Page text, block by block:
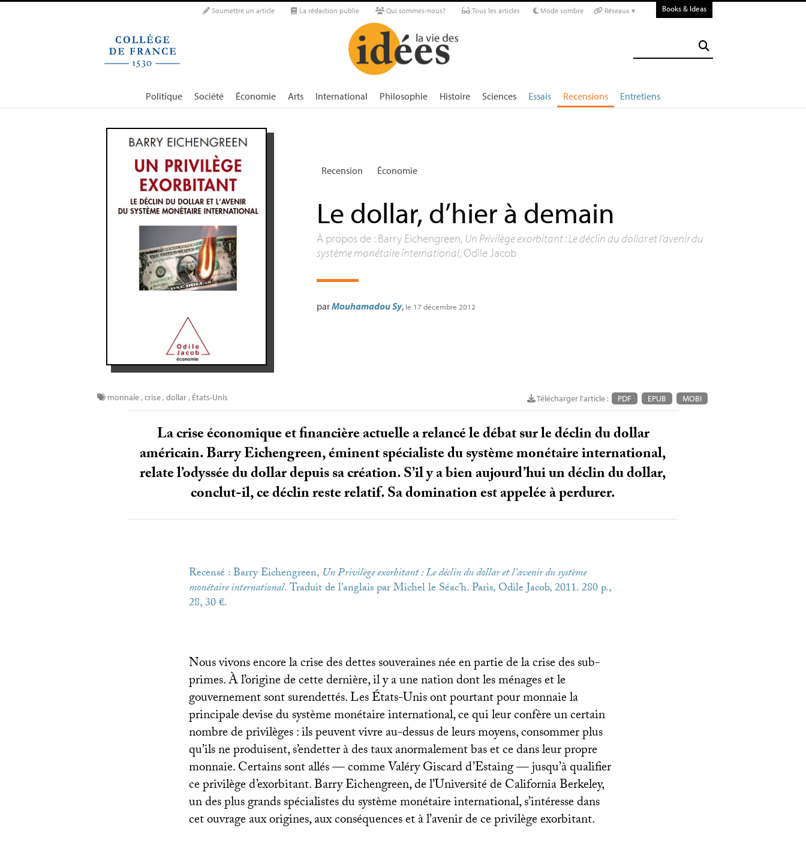
Soumettre un article La rédaction publie Qui sommes-nous? Tous les articles Mode sombre Réseaux ▾ Books & Ideas
Politique Société Économie Arts International Philosophie Histoire Sciences Essais Recensions Entretiens
Recension Économie
Le dollar, d’hier à demain
À propos de : Barry Eichengreen, Un Privilège exorbitant : Le déclin du dollar et l’avenir du
système monétaire international, Odile Jacob
parMouhamadou Sy, le 17 décembre 2012
Télécharger l'article : PDF EPUB MOBI
monnaie,crise,dollar, États-Unis
La crise économique et financière actuelle a relancé le débat sur le déclin du dollar
américain. Barry Eichengreen, éminent spécialiste du système monétaire international,
relate l’odyssée du dollar depuis sa création. S’il y a bien aujourd’hui un déclin du dollar,
conclut-il, ce déclin reste relatif. Sa domination est appelée à perdurer.
Recensé : Barry Eichengreen, Un Privilège exorbitant : Le déclin du dollar et l’avenir du système
monétaire international.Traduit de l’anglais par Michel le Séac’h. Paris, Odile Jacob, 2011. 280 p.,
28, 30 €.
Nous vivons encore la crise des dettes souveraines née en partie de la crise des sub-
primes. À l’origine de cette dernière, il y a une nation dont les ménages et le
gouvernement sont surendettés. Les États-Unis ont pourtant pour monnaie la
principale devise du système monétaire international, ce qui leur confère un certain
nombre de privilèges : ils peuvent vivre au-dessus de leurs moyens, consommer plus
qu’ils ne produisent, s’endetter à des taux anormalement bas et ce dans leur propre
monnaie. Certains sont allés — comme Valéry Giscard d’Estaing — jusqu’à qualifier
ce privilège d’exorbitant. Barry Eichengreen, de l’Université de California Berkeley,
un des plus grands spécialistes du système monétaire international, s’intéresse dans
cet ouvrage aux origines, aux conséquences et à l’avenir de ce privilège exorbitant.